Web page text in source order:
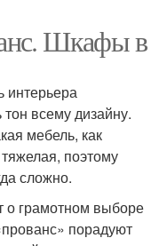
Шкафы в
интерьера
всему дизайну.
мебель, как
поэтому
сложно.
о грамотном выборе
порадуют